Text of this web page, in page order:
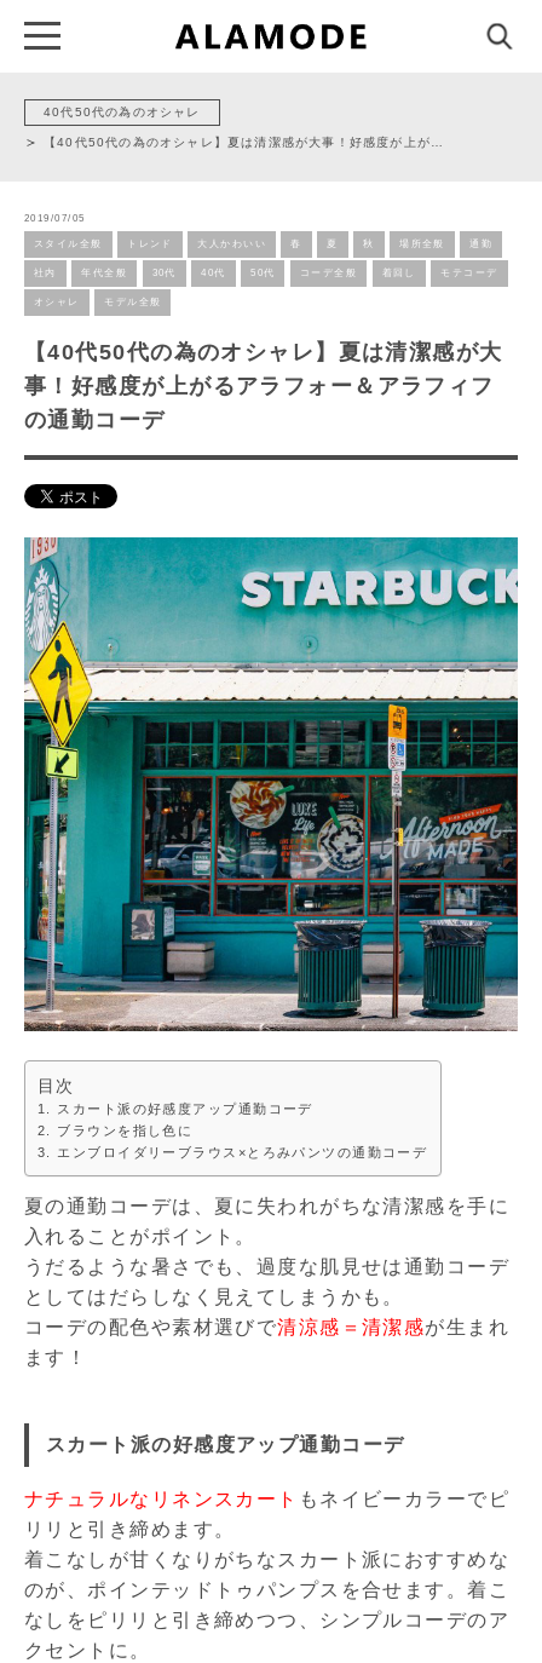
40代50代の為のオシャレ
【40代50代の為のオシャレ】夏は清潔感が大事！好感度が上が…
2019/07/05
スタイル全般 トレンド 大人かわいい 春 夏 秋 場所全般 通勤
社内 年代全般 30代 40代 50代 コーデ全般 着回し モテコーデ
オシャレ モデル全般
【40代50代の為のオシャレ】夏は清潔感が大
事！好感度が上がるアラフォー＆アラフィフ
の通勤コーデ
目次
スカート派の好感度アップ通勤コーデ
ブラウンを指し色に
エンブロイダリーブラウス×とろみパンツの通勤コーデ
夏の通勤コーデは、夏に失われがちな清潔感を手に
入れることがポイント。
うだるような暑さでも、過度な肌見せは通勤コーデ
としてはだらしなく見えてしまうかも。
コーデの配色や素材選びで清涼感＝清潔感が生まれ
ます！
スカート派の好感度アップ通勤コーデ
ナチュラルなリネンスカート もネイビーカラーでピ
リリと引き締めます。
着こなしが甘くなりがちなスカート派におすすめな
のが、ポインテッドトゥパンプスを合せます。着こ
なしをピリリと引き締めつつ、シンプルコーデのア
クセントに。